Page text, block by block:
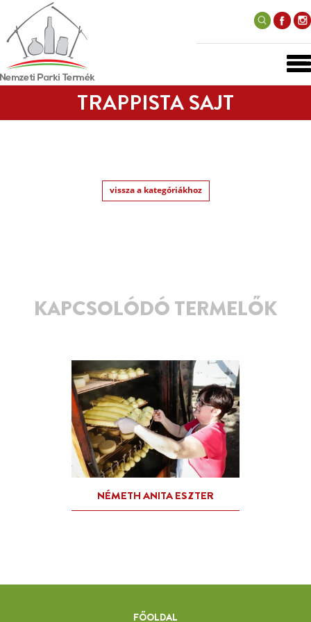
TRAPPISTA SAJT
vissza a kategóriákhoz
KAPCSOLÓDÓ TERMELŐK
FŐOLDAL